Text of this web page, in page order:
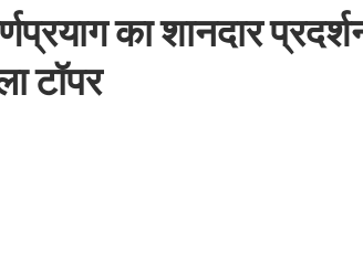
का शानदार
टॉपर